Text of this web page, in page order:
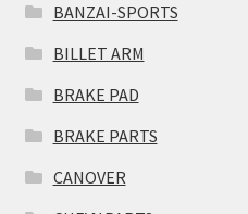
BANZAI-SPORTS
BILLET ARM
BRAKE PAD
BRAKE PARTS
CANOVER